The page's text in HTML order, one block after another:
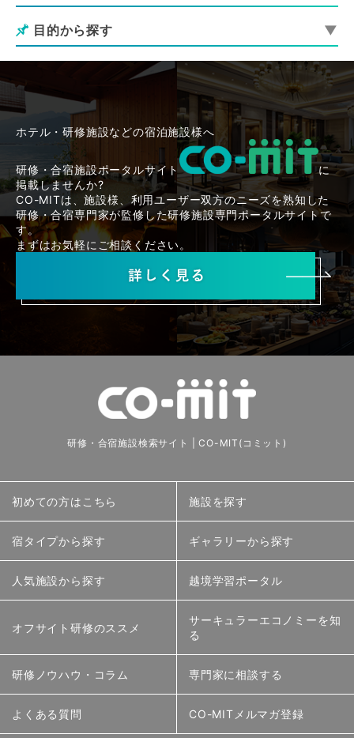
目的から探す
ホテル・研修施設などの宿泊施設様へ
研修・合宿施設ポータルサイト
に
掲載しませんか?
CO-MITは、施設様、利用ユーザー双方のニーズを熟知した
研修・合宿専門家が監修した研修施設専門ポータルサイトで
す。
まずはお気軽にご相談ください。
研修・合宿施設検索サイト | CO-MIT(コミット)
初めての方はこちら 施設を探す
宿タイプから探す ギャラリーから探す
人気施設から探す 越境学習ポータル
オフサイト研修のススメ
サーキュラーエコノミーを知
る
研修ノウハウ・コラム 専門家に相談する
よくある質問 CO-MITメルマガ登録